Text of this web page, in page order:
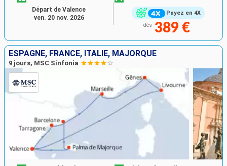
Payez en 4X
dès 389 €
Départ de Valence
ven. 20 nov. 2026
ESPAGNE, FRANCE, ITALIE, MAJORQUE
9 jours, MSC Sinfonia